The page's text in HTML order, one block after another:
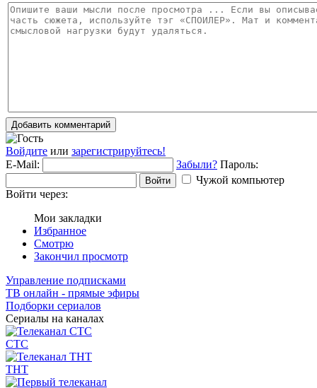
Добавить комментарий
Войдите или зарегистрируйтесь!
E-Mail:
Забыли? Пароль:
Войти
Чужой компьютер
Войти через:
Мои закладки
Избранное
Смотрю
Закончил просмотр
Управление подписками
ТВ онлайн - прямые эфиры
Подборки сериалов
Сериалы на каналах
СТС
ТНТ